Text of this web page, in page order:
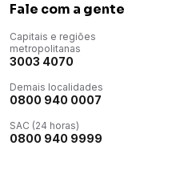
Fale com a gente
Capitais e regiões
metropolitanas
3003 4070
Demais localidades
0800 940 0007
SAC (24 horas)
0800 940 9999